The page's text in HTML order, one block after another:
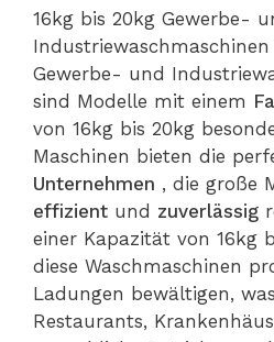
16kg bis 20kg Gewerbe-
Gewerbe- und
sind Modelle mit einem
von 16kg bis 20kg
Maschinen bieten die
Unternehmen , die große
effizient und zuverlässig
einer Kapazität von 16kg
diese Waschmaschinen
Ladungen bewältigen,
Restaurants,